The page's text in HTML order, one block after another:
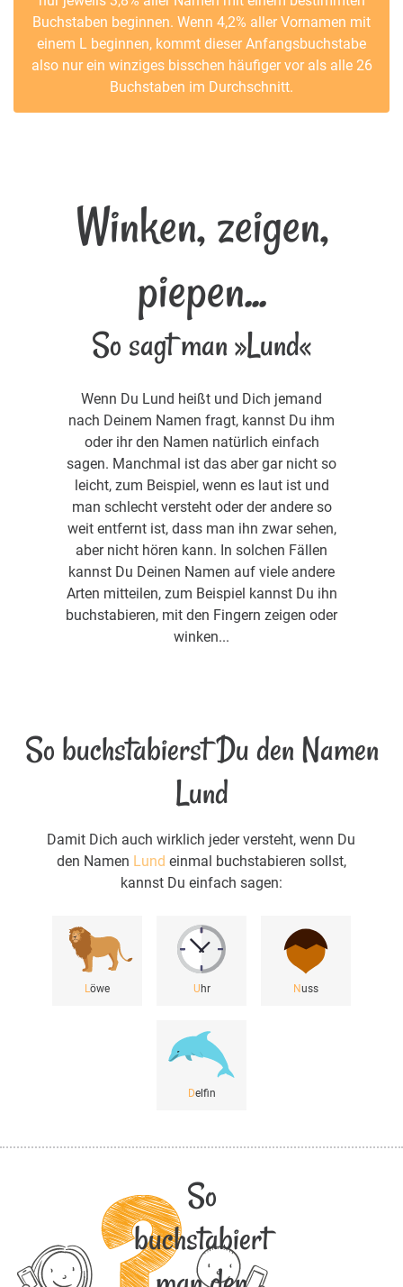
Buchstaben beginnen. Wenn 4,2% aller Vornamen mit
einem L beginnen, kommt dieser Anfangsbuchstabe
also nur ein winziges bisschen häufiger vor als alle 26
Buchstaben im Durchschnitt.
Winken, zeigen,
piepen...
So sagt man »Lund«
Wenn Du Lund heißt und Dich jemand
nach Deinem Namen fragt, kannst Du ihm
oder ihr den Namen natürlich einfach
sagen. Manchmal ist das aber gar nicht so
leicht, zum Beispiel, wenn es laut ist und
man schlecht versteht oder der andere so
weit entfernt ist, dass man ihn zwar sehen,
aber nicht hören kann. In solchen Fällen
kannst Du Deinen Namen auf viele andere
Arten mitteilen, zum Beispiel kannst Du ihn
buchstabieren, mit den Fingern zeigen oder
winken...
So buchstabierst Du den Namen
Lund
Damit Dich auch wirklich jeder versteht, wenn Du
den Namen Lund einmal buchstabieren sollst,
kannst Du einfach sagen:
Löwe U hr Nuss
Delfin
So
buchstabiert